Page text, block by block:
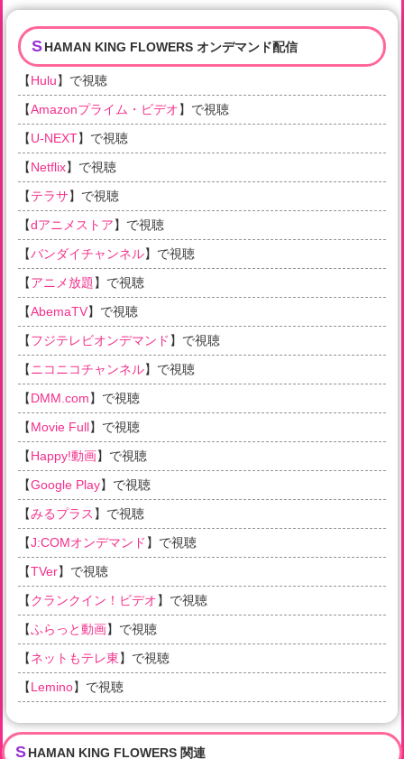
SHAMAN KING FLOWERS オンデマンド配信
【Hulu】で視聴
【Amazonプライム・ビデオ】で視聴
【U-NEXT】で視聴
【Netflix】で視聴
【テラサ】で視聴
【dアニメストア】で視聴
【バンダイチャンネル】で視聴
【アニメ放題】で視聴
【AbemaTV】で視聴
【フジテレビオンデマンド 】で視聴
【ニコニコチャンネル】で視聴
【DMM.com】で視聴
【Movie Full】で視聴
【Happy!動画】で視聴
【Google Play】で視聴
【みるプラス 】で視聴
【J:COMオンデマンド 】で視聴
【TVer】で視聴
【クランクイン！ビデオ】で視聴
【ふらっと動画】で視聴
【ネットもテレ東】で視聴
【Lemino】で視聴
SHAMAN KING FLOWERS 関連